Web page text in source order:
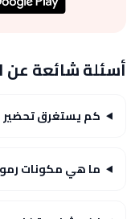
أسئلة شائعة عن
كم يستغرق
ما هي مكونات